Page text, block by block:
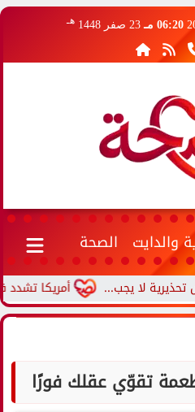
06:20 مـ 23 صفر 1448 هـ
والدايت الصحة
أمريكا تشدد قيود يجب...